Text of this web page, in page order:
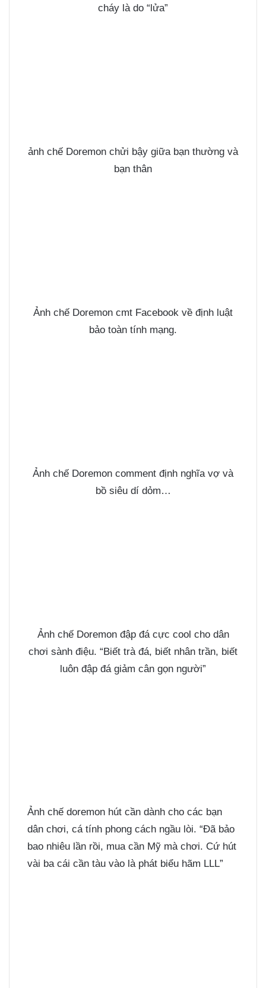
cháy là do “lửa”
ảnh chế Doremon chửi bậy giữa bạn thường và
bạn thân
Ảnh chế Doremon cmt Facebook về định luật
bảo toàn tính mạng.
Ảnh chế Doremon comment định nghĩa vợ và
bồ siêu dí dỏm…
Ảnh chế Doremon đập đá cực cool cho dân
chơi sành điệu. “Biết trà đá, biết nhân trần, biết
luôn đập đá giảm cân gọn người”
Ảnh chế doremon hút cần dành cho các bạn
dân chơi, cá tính phong cách ngầu lòi. “Đã bảo
bao nhiêu lần rồi, mua cần Mỹ mà chơi. Cứ hút
vài ba cái cần tàu vào là phát biểu hãm LLL”